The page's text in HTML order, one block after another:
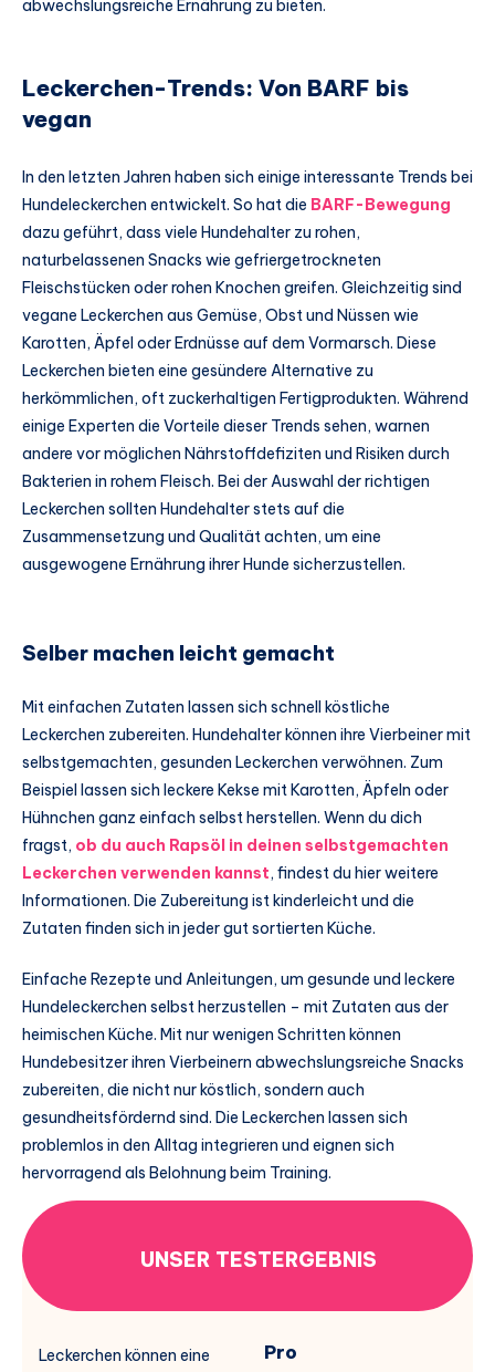
abwechslungsreiche Ernährung zu bieten.
Leckerchen-Trends: Von BARF bis
vegan
In den letzten Jahren haben sich einige interessante Trends bei
Hundeleckerchen entwickelt. So hat die BARF-Bewegung
dazu geführt, dass viele Hundehalter zu rohen,
naturbelassenen Snacks wie gefriergetrockneten
Fleischstücken oder rohen Knochen greifen. Gleichzeitig sind
vegane Leckerchen aus Gemüse, Obst und Nüssen wie
Karotten, Äpfel oder Erdnüsse auf dem Vormarsch. Diese
Leckerchen bieten eine gesündere Alternative zu
herkömmlichen, oft zuckerhaltigen Fertigprodukten. Während
einige Experten die Vorteile dieser Trends sehen, warnen
andere vor möglichen Nährstoffdefiziten und Risiken durch
Bakterien in rohem Fleisch. Bei der Auswahl der richtigen
Leckerchen sollten Hundehalter stets auf die
Zusammensetzung und Qualität achten, um eine
ausgewogene Ernährung ihrer Hunde sicherzustellen.
Selber machen leicht gemacht
Mit einfachen Zutaten lassen sich schnell köstliche
Leckerchen zubereiten. Hundehalter können ihre Vierbeiner mit
selbstgemachten, gesunden Leckerchen verwöhnen. Zum
Beispiel lassen sich leckere Kekse mit Karotten, Äpfeln oder
Hühnchen ganz einfach selbst herstellen. Wenn du dich
fragst, ob du auch Rapsöl in deinen selbstgemachten
Leckerchen verwenden kannst, findest du hier weitere
Informationen. Die Zubereitung ist kinderleicht und die
Zutaten finden sich in jeder gut sortierten Küche.
Einfache Rezepte und Anleitungen, um gesunde und leckere
Hundeleckerchen selbst herzustellen – mit Zutaten aus der
heimischen Küche. Mit nur wenigen Schritten können
Hundebesitzer ihren Vierbeinern abwechslungsreiche Snacks
zubereiten, die nicht nur köstlich, sondern auch
gesundheitsfördernd sind. Die Leckerchen lassen sich
problemlos in den Alltag integrieren und eignen sich
hervorragend als Belohnung beim Training.
UNSER TESTERGEBNIS
Leckerchen können eine
Pro